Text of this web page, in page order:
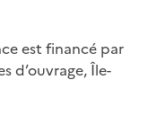
est financé par
d’ouvrage, Île-